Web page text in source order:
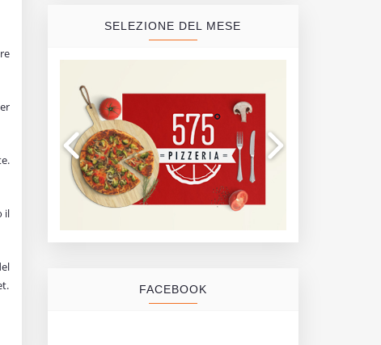
il
SELEZIONE DEL MESE
FACEBOOK